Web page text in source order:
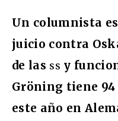
Un columnista
juicio contra
de las ss y
Gröning tiene 94
este año en